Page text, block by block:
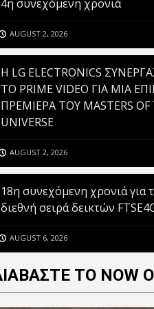
ΥΠΕΓΡΑΨΕ ΤΗ
ΔΙΑΦΟΡΕΤΙΚΟΤΗΤΑΣ
4η συνεχόμενη χρονιά
AUGUST 2, 2026
H LG ELECTRONICS
ΤΟ PRIME VIDEO ΓΙΑ ΜΙΑ
ΠΡΕΜΙΕΡΑ ΤΟΥ MASTERS OF
UNIVERSE
AUGUST 2, 2026
18η συνεχόμενη χρονιά για
διεθνή σειρά δεικτών
AUGUST 6, 2026
ΤΟ NOW